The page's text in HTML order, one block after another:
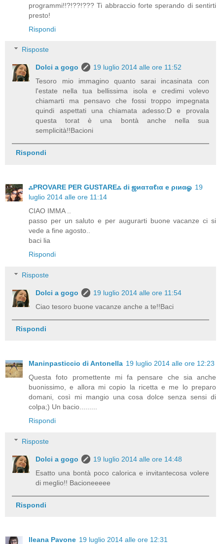
programmi!!?!??!??? Ti abbraccio forte sperando di sentirti
presto!
Rispondi
Risposte
Dolci a gogo
19 luglio 2014 alle ore 11:52
Tesoro mio immagino quanto sarai incasinata con
l'estate nella tua bellissima isola e credimi volevo
chiamarti ma pensavo che fossi troppo impegnata
quindi aspettati una chiamata adesso:D e provala
questa torat è una bontà anche nella sua
semplicità!!Bacioni
Rispondi
ஃPROVARE PER GUSTAREஃ di ஜиαтαℓια e ριиαஓ 19
luglio 2014 alle ore 11:14
CIAO IMMA ..
passo per un saluto e per augurarti buone vacanze ci si
vede a fine agosto..
baci lia
Rispondi
Risposte
Dolci a gogo
19 luglio 2014 alle ore 11:54
Ciao tesoro buone vacanze anche a te!!Baci
Rispondi
Maninpasticcio di Antonella 19 luglio 2014 alle ore 12:23
Questa foto promettente mi fa pensare che sia anche
buonissimo, e allora mi copio la ricetta e me lo preparo
domani, così mi mangio una cosa dolce senza sensi di
colpa;) Un bacio.........
Rispondi
Risposte
Dolci a gogo
19 luglio 2014 alle ore 14:48
Esatto una bontà poco calorica e invitantecosa volere
di meglio!! Bacioneeeee
Rispondi
Ileana Pavone 19 luglio 2014 alle ore 12:31